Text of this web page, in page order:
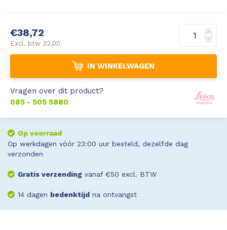
Leica DST360
Accessoires
Hygrometers
€38,72
Excl. btw 32,00
IN WINKELWAGEN
Vragen over dit product?
085 - 505 5880
Op voorraad
Op werkdagen vóór 23:00 uur besteld, dezelfde dag
verzonden
Gratis verzending vanaf €50 excl. BTW
14 dagen bedenktijdna ontvangst